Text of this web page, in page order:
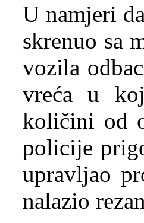
U namjeri
skrenuo sa
vozila
vreća u
količini od
policije
upravljao
nalazio